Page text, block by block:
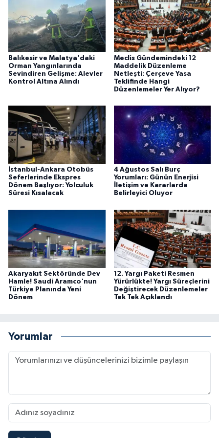
Balıkesir ve Malatya'daki
Orman Yangınlarında
Sevindiren Gelişme: Alevler
Kontrol Altına Alındı
Meclis Gündemindeki 12
Maddelik Düzenleme
Netleşti: Çerçeve Yasa
Teklifinde Hangi
Düzenlemeler Yer Alıyor?
İstanbul-Ankara Otobüs
Seferlerinde Ekspres
Dönem Başlıyor: Yolculuk
Süresi Kısalacak
4 Ağustos Salı Burç
Yorumları: Günün Enerjisi
İletişim ve Kararlarda
Belirleyici Oluyor
Akaryakıt Sektöründe Dev
Hamle! Saudi Aramco'nun
Türkiye Planında Yeni
Dönem
12. Yargı Paketi Resmen
Yürürlükte! Yargı Süreçlerini
Değiştirecek Düzenlemeler
Tek Tek Açıklandı
Yorumlar